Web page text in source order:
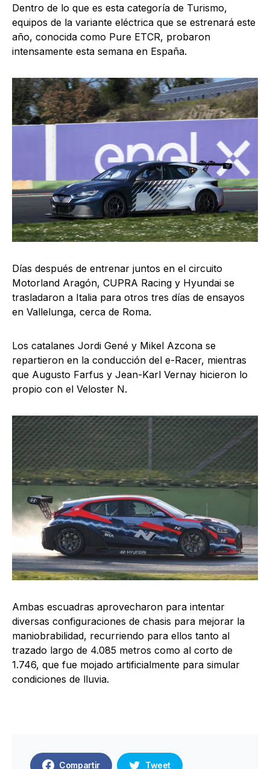
Dentro de lo que es esta categoría de Turismo,
equipos de la variante eléctrica que se estrenará este
año, conocida como Pure ETCR, probaron
intensamente esta semana en España.
Días después de entrenar juntos en el circuito
Motorland Aragón, CUPRA Racing y Hyundai se
trasladaron a Italia para otros tres días de ensayos
en Vallelunga, cerca de Roma.
Los catalanes Jordi Gené y Mikel Azcona se
repartieron en la conducción del e-Racer, mientras
que Augusto Farfus y Jean-Karl Vernay hicieron lo
propio con el Veloster N.
Ambas escuadras aprovecharon para intentar
diversas configuraciones de chasis para mejorar la
maniobrabilidad, recurriendo para ellos tanto al
trazado largo de 4.085 metros como al corto de
1.746, que fue mojado artificialmente para simular
condiciones de lluvia.
Compartir Tweet